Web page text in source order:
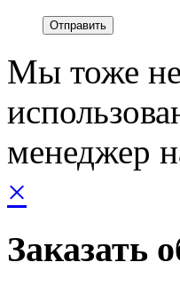
Мы тоже
менеджер
×
Заказать